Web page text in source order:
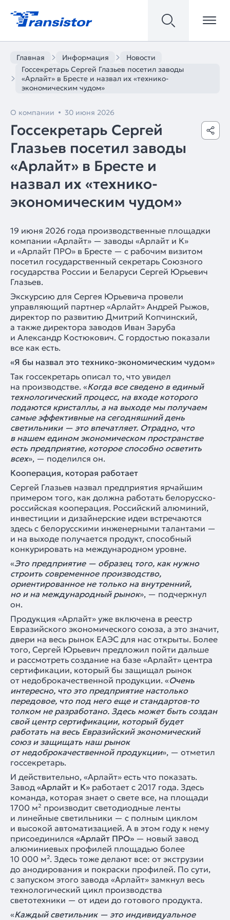
Главная Информация
Новости
Госсекретарь Сергей Глазьев посетил заводы
«Арлайт» в Бресте и назвал их «технико-
экономическим чудом»
О компании 30 июня 2026
Госсекретарь Сергей
Глазьев посетил заводы
«Арлайт» в Бресте и
назвал их «технико-
экономическим чудом»
19 июня 2026 года производственные площадки
компании «Арлайт» — заводы «Арлайт и К»
и «Арлайт ПРО» в Бресте — с рабочим визитом
посетил государственный секретарь Союзного
государства России и Беларуси Сергей Юрьевич
Глазьев.
Экскурсию для Сергея Юрьевича провели
управляющий партнер «Арлайт» Андрей Рыжов,
директор по развитию Дмитрий Копчинский,
а также директора заводов Иван Заруба
и Александр Костюкович. С гордостью показали
все как есть.
«Я бы назвал это технико-экономическим чудом»
Так госсекретарь описал то, что увидел
на производстве. «Когда все сведено в единый
технологический процесс, на входе которого
подаются кристаллы, а на выходе мы получаем
самые эффективные на сегодняшний день
светильники — это впечатляет. Отрадно, что
в нашем едином экономическом пространстве
есть предприятие, которое способно осветить
всех», — поделился он.
Кооперация, которая работает
Сергей Глазьев назвал предприятия ярчайшим
примером того, как должна работать белорусско-
российская кооперация. Российский алюминий,
инвестиции и дизайнерские идеи встречаются
здесь с белорусскими инженерными талантами —
и на выходе получается продукт, способный
конкурировать на международном уровне.
«Это предприятие — образец того, как нужно
строить современное производство,
ориентированное не только на внутренний,
но и на международный рынок», — подчеркнул
он.
Продукция «Арлайт» уже включена в реестр
Евразийского экономического союза, а это значит,
двери на весь рынок ЕАЭС для нас открыты. Более
того, Сергей Юрьевич предложил пойти дальше
и рассмотреть создание на базе «Арлайт» центра
сертификации, который бы защищал рынок
от недоброкачественной продукции. «Очень
интересно, что это предприятие настолько
передовое, что под него еще и стандартов-то
толком не разработано. Здесь может быть создан
свой центр сертификации, который будет
работать на весь Евразийский экономический
союз и защищать наш рынок
от недоброкачественной продукции», — отметил
госсекретарь.
И действительно, «Арлайт» есть что показать.
Завод «Арлайт и К» работает с 2017 года. Здесь
команда, которая знает о свете все, на площади
1700 м² производит светодиодные ленты
и линейные светильники — с полным циклом
и высокой автоматизацией. А в этом году к нему
присоединился «Арлайт ПРО» — новый завод
алюминиевых профилей площадью более
10 000 м². Здесь тоже делают все: от экструзии
до анодирования и покраски профилей. По сути,
с запуском этого завода «Арлайт» замкнул весь
технологический цикл производства
светотехники — от идеи до готового продукта.
«Каждый светильник — это индивидуальное